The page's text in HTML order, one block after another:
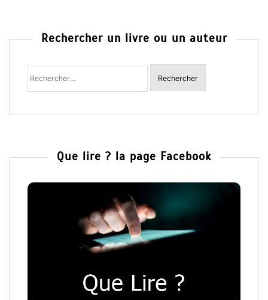
Rechercher un livre ou un auteur
Rechercher
Que lire ? la page Facebook